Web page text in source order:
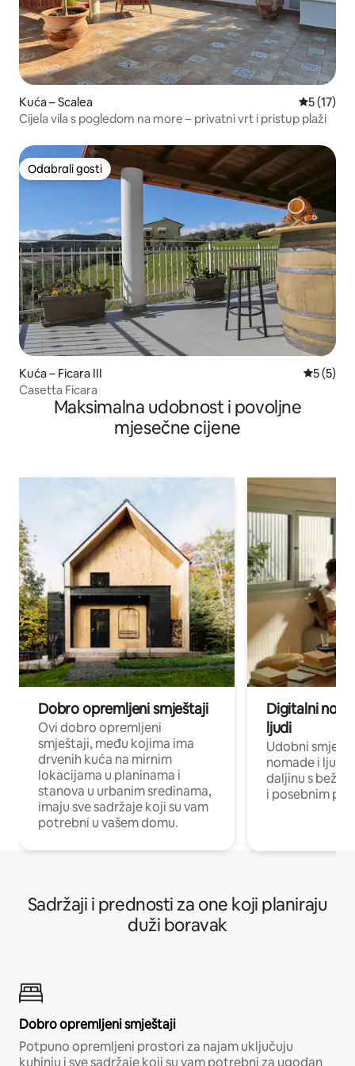
Kuća – Scalea Prosječna
5 (17)
Cijela vila s pogledom na more – privatni vrt i pristup plaži
Odabrali gosti
Odabrali gosti
Kuća – Ficara III
5 (5)
Casetta Ficara
Maksimalna udobnost i povoljne
mjesečne cijene
Dobro opremljeni smještaji
Ovi dobro opremljeni
smještaji, među kojima ima
drvenih kuća na mirnim
lokacijama u planinama i
stanova u urbanim sredinama,
imaju sve sadržaje koji su vam
potrebni u vašem domu.
Digitalni
ljudi
Udobni
nomade i ljude
daljinu s
i posebnim
Sadržaji i prednosti za one koji planiraju
duži boravak
Dobro opremljeni smještaji
Potpuno opremljeni prostori za najam uključuju
kuhinju i sve sadržaje koji su vam potrebni za ugodan